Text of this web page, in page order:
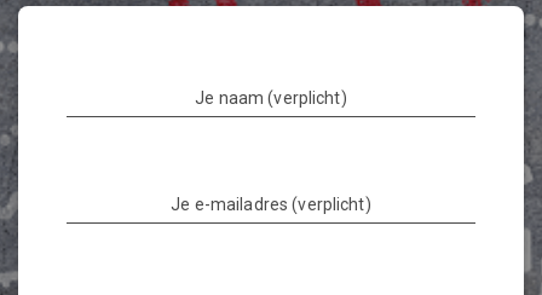
Je naam (verplicht)
Je e-mailadres (verplicht)